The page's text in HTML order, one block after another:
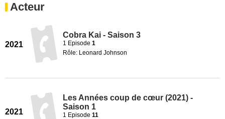
Acteur
2021
Cobra Kai - Saison 3
1 Episode 1
Rôle: Leonard Johnson
2021
Les Années coup de cœur (2021) -
Saison 1
1 Episode 11